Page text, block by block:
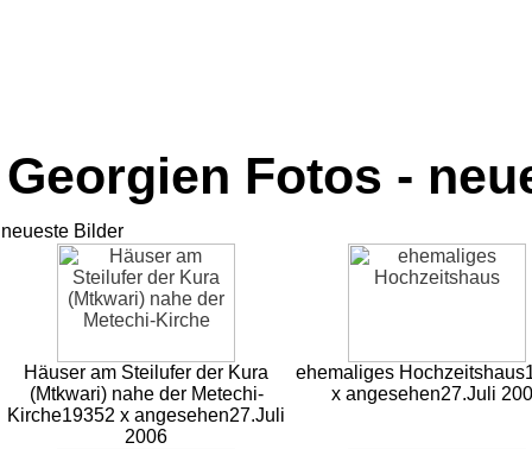
Georgien Fotos -
neueste Bilder
Häuser am Steilufer der Kura
(Mtkwari) nahe der Metechi-
Kirche19352 x angesehen27.Juli
2006
ehemaliges Hochzeitshaus
x angesehen27.Juli